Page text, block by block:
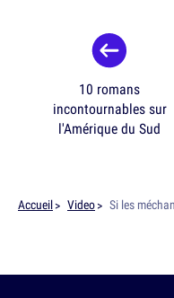
10 romans
incontournables sur
l'Amérique du Sud
Accueil Video Si les